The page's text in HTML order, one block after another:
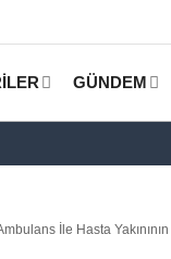
GÜNDEM
İle Hasta